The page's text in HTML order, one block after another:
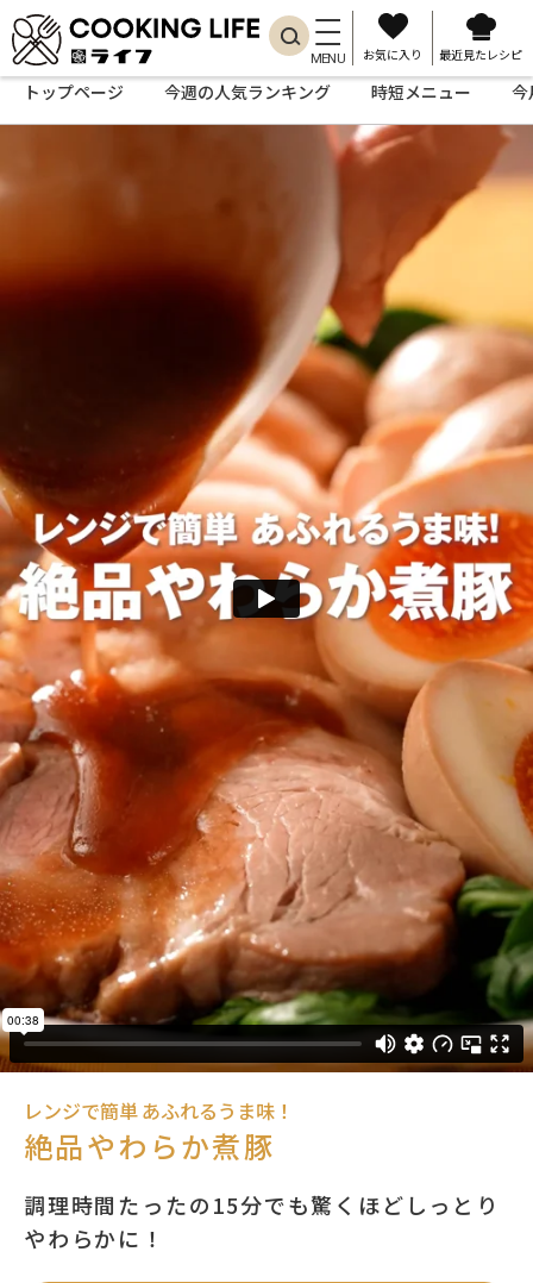
お気に入り 最近見たレシピ
MENU
トップページ 今週の人気ランキング 時短メニュー 今
レンジで簡単 あふれるうま味！
絶品やわらか煮豚
調理時間たったの15分でも驚くほどしっとり
やわらかに！